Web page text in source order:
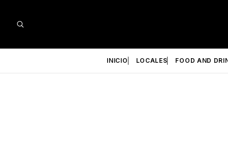
INICIO LOCALES FOOD AND